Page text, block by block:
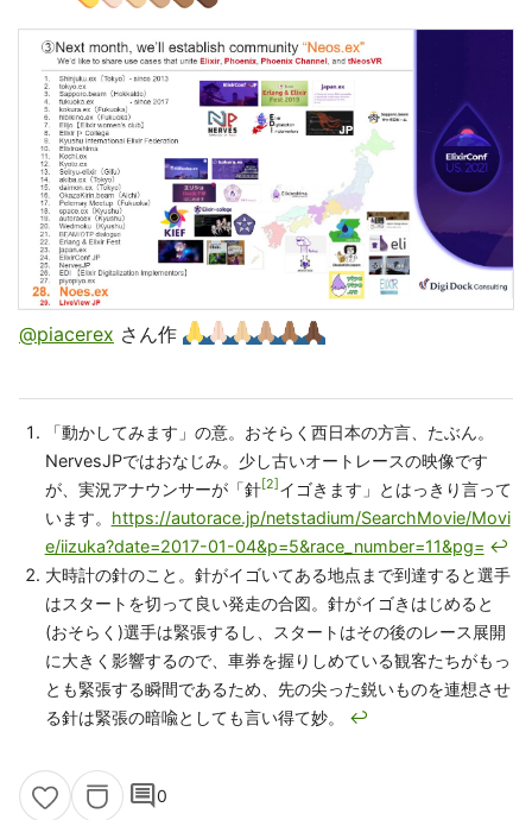
@piacerex さん作
「動かしてみます」の意。おそらく西日本の方言、たぶん。
NervesJPではおなじみ。少し古いオートレースの映像です
が、実況アナウンサーが「針 2 イゴきます」とはっきり言って
います。 https://autorace.jp/netstadium/SearchMovie/Movi
e/iizuka?date=2017-01-04&p=5&race_number=11&pg= ↩
大時計の針のこと。針がイゴいてある地点まで到達すると選手
はスタートを切って良い発走の合図。針がイゴきはじめると
(おそらく)選手は緊張するし、スタートはその後のレース展開
に大きく影響するので、車券を握りしめている観客たちがもっ
とも緊張する瞬間であるため、先の尖った鋭いものを連想させ
る針は緊張の暗喩としても言い得て妙。 ↩
comment0